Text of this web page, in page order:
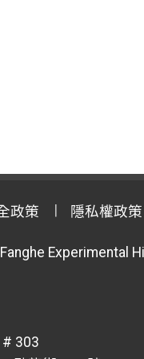
政策 隱私權政策
Experimental
303